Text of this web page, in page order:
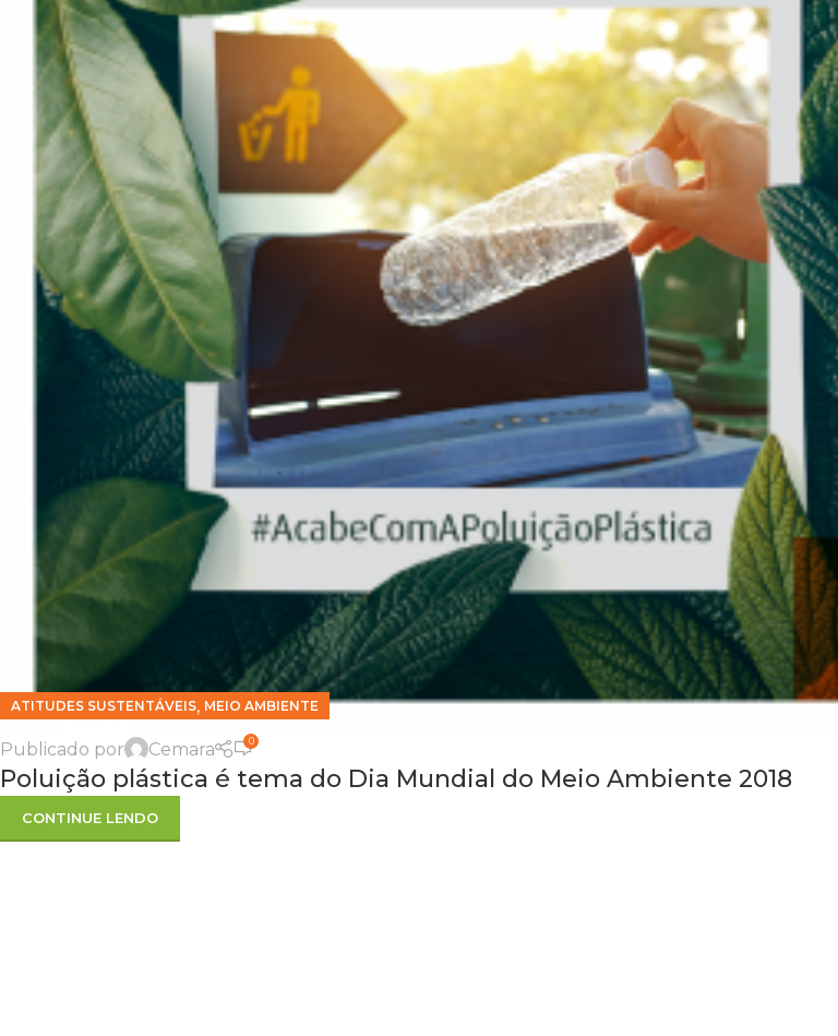
ATITUDES SUSTENTÁVEIS, MEIO AMBIENTE
Publicado por Cemara 0
Poluição plástica é tema do Dia Mundial do Meio Ambiente 2018
CONTINUE LENDO